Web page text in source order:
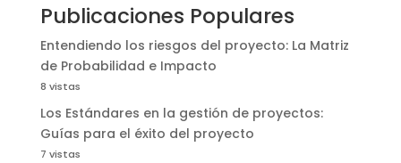
Publicaciones Populares
Entendiendo los riesgos del proyecto: La Matriz
de Probabilidad e Impacto
8 vistas
Los Estándares en la gestión de proyectos:
Guías para el éxito del proyecto
7 vistas